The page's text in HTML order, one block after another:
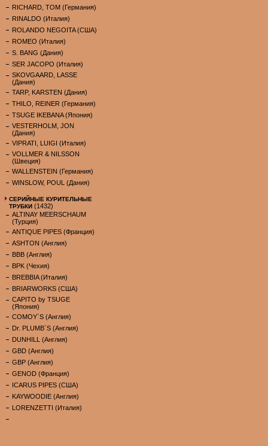
RICHARD, TOM (Германия)
RINALDO (Италия)
ROLANDO NEGOITA (США)
ROMEO (Италия)
S. BANG (Дания)
SER JACOPO (Италия)
SKOVGAARD, LASSE
(Дания)
TARP, KARSTEN (Дания)
THILO, REINER (Германия)
TSUGE IKEBANA (Япония)
VESTERHOLM, JON
(Дания)
VIPRATI, LUIGI (Италия)
VOLLMER & NILSSON
(Швеция)
WALLENSTEIN (Германия)
WINSLOW, POUL (Дания)
СЕРИЙНЫЕ КУРИТЕЛЬНЫЕ
ТРУБКИ (1432)
ALTINAY MEERSCHAUM
(Турция)
ANTIQUE PIPES (Франция)
ASHTON (Англия)
BBB (Англия)
BPK (Чехия)
BREBBIA (Италия)
BRIARWORKS (США)
CAPITO by TSUGE
(Япония)
COMOY`S (Англия)
Dr. PLUMB`S (Англия)
DUNHILL (Англия)
GBD (Англия)
GBP (Англия)
GENOD (Франция)
ICARUS PIPES (США)
KAYWOODIE (Англия)
LORENZETTI (Италия)